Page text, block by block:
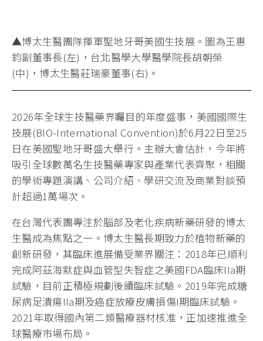
▲博太生醫團隊揮軍聖地牙哥美國生技展。圖為王惠
鈞副董事長(左)，台北醫學大學醫學院長胡朝榮
(中)，博太生醫莊瑞豪董事(右)。
2026年全球生技醫藥界矚目的年度盛事，美國國際生
技展(BIO-International Convention)於6月22日至25
日在美國聖地牙哥盛大舉行。主辦大會估計，今年將
吸引全球數萬名生技醫藥專家與產業代表齊聚，相關
的學術專題演講、公司介紹、學研交流及商業對談預
計超過1萬場次。
在台灣代表團專注於腦部及老化疾病新藥研發的博太
生醫成為焦點之一。博太生醫長期致力於植物新藥的
創新研發，其臨床進展備受業界關注：2018年已順利
完成阿茲海默症與血管型失智症之美國FDA臨床IIa期
試驗，目前正積極規劃後續臨床試驗。2019年完成糖
尿病足潰瘍IIa期及癌症放療皮膚損傷I期臨床試驗。
2021年取得國內第二類醫療器材核准，正加速推進全
球醫療市場布局。